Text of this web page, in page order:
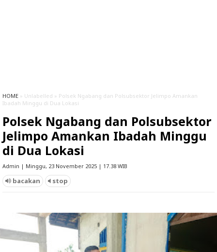
HOME » Unlabelled » Polsek Ngabang dan Polsubsektor Jelimpo Amankan
Ibadah Minggu di Dua Lokasi
Polsek Ngabang dan Polsubsektor
Jelimpo Amankan Ibadah Minggu
di Dua Lokasi
Admin | Minggu, 23 November 2025 | 17.38 WIB
bacakan stop